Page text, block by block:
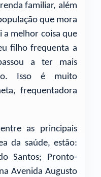
familiar, além
que mora
a melhor coisa que
filho frequenta a
a ter mais
Isso é muito
frequentadora
as principais
da saúde, estão:
Santos; Pronto-
Avenida Augusto